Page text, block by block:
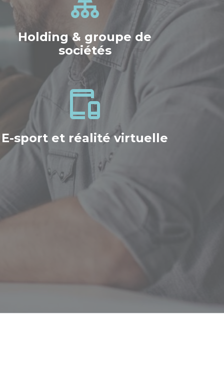
Holding & groupe de
sociétés
E-sport et réalité virtuelle